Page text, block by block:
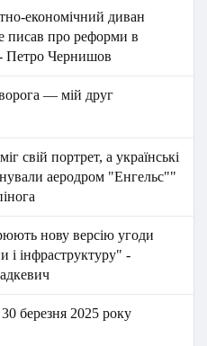
економічний диван
писав про реформи в
Петро Чернишов
— мій друг
свій портрет, а українські
аеродром "Енгельс""
нову версію угоди
і інфраструктуру" -
березня 2025 року